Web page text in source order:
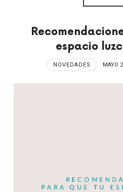
espacio
NOVEDADES MAYO